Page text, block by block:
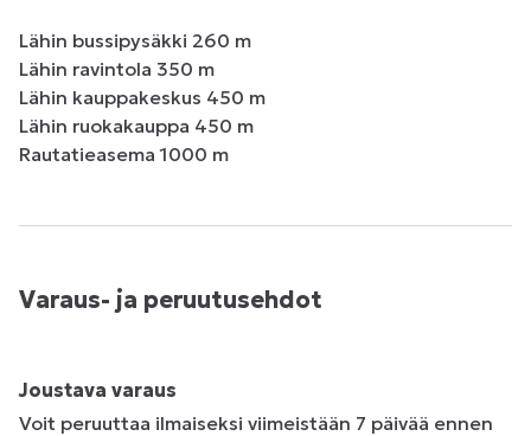
Lähin bussipysäkki 260 m
Lähin ravintola 350 m
Lähin kauppakeskus 450 m
Lähin ruokakauppa 450 m
Rautatieasema 1000 m
Varaus- ja peruutusehdot
Joustava varaus
Voit peruuttaa ilmaiseksi viimeistään 7 päivää ennen